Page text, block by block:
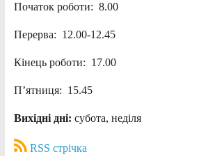
Початок роботи: 8.00
Перерва: 12.00-12.45
Кінець роботи: 17.00
П’ятниця: 15.45
Вихідні дні: субота, неділя
RSS стрічка